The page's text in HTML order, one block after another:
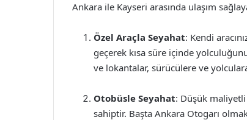
Ankara ile Kayseri arasında ulaşım
Özel Araçla Seyahat: Kendi
geçerek kısa süre içinde
ve lokantalar, sürücülere ve
Otobüsle Seyahat: Düşük
sahiptir. Başta Ankara Otogarı